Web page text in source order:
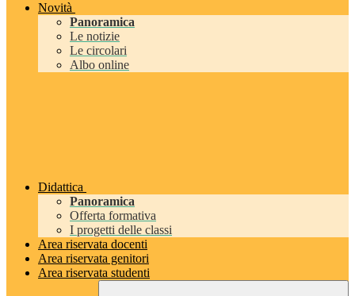
Novità
Panoramica
Le notizie
Le circolari
Albo online
Didattica
Panoramica
Offerta formativa
I progetti delle classi
Area riservata docenti
Area riservata genitori
Area riservata studenti